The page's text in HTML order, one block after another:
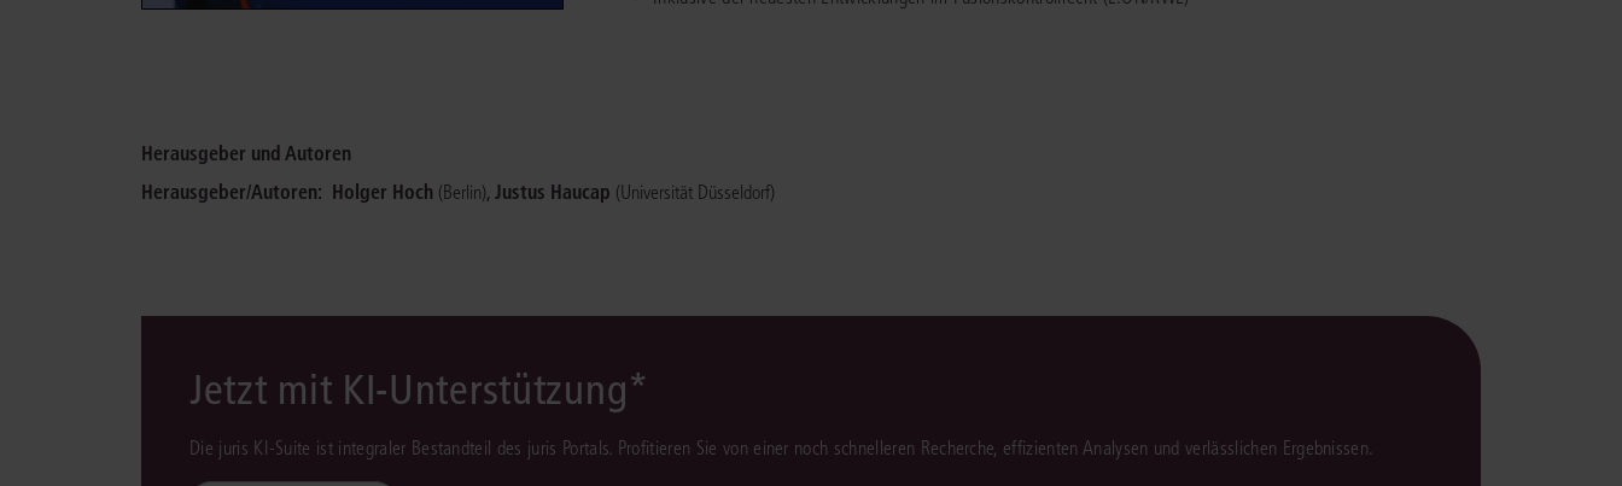
Herausgeber und Autoren
Herausgeber/Autoren: Holger Hoch (Berlin), Justus Haucap (Universität Düsseldorf)
Jetzt mit KI-Unterstützung*
Die juris KI-Suite ist integraler Bestandteil des juris Portals. Profitieren Sie von einer noch schnelleren Recherche, effizienten Analysen und verlässlichen Ergebnissen.